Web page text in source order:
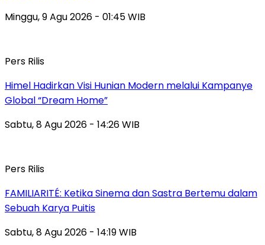
Minggu, 9 Agu 2026 - 01:45 WIB
Pers Rilis
Himel Hadirkan Visi Hunian Modern melalui Kampanye
Global “Dream Home”
Sabtu, 8 Agu 2026 - 14:26 WIB
Pers Rilis
FAMILIARITÉ: Ketika Sinema dan Sastra Bertemu dalam
Sebuah Karya Puitis
Sabtu, 8 Agu 2026 - 14:19 WIB